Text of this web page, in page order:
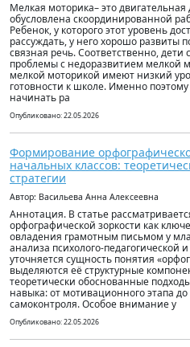
Мелкая моторика– это двигательная
обусловлена скоординированной
Ребенок, у которого этот уровень
рассуждать, у него хорошо развиты
связная речь. Соответственно,
проблемы с недоразвитием мелкой
мелкой моторикой имеют низкий
готовности к школе. Именно
начинать ра
Опубликовано: 22.05.2026
Формирование
начальных классов:
стратегии
Автор: Васильева Анна Алексеевна
Аннотация. В статье
орфографической зоркости как
овладения грамотным письмом у
анализа психолого-педагогической
уточняется сущность понятия
выделяются её структурные
теоретически обоснованные
навыка: от мотивационного этапа
самоконтроля. Особое внимание у
Опубликовано: 22.05.2026